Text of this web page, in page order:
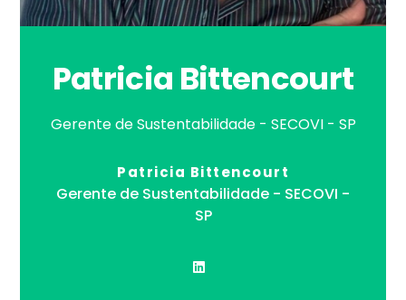
Patricia Bittencourt
Gerente de Sustentabilidade - SECOVI - SP
Patricia Bittencourt
Gerente de Sustentabilidade - SECOVI -
SP